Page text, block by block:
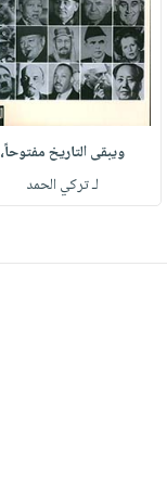
ويبقى التاريخ مفتوحاً،
لـ تركي الحمد